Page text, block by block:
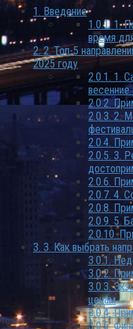
1. Введение
1.0.1. 1.
время
2.2. Топ-5
2025 году
2.0.1. 1.
весенние
2.0.2.
2.0.3. 2.
2.0.4.
2.0.5. 3.
2.0.6.
2.0.7. 4.
2.0.8.
2.0.9. 5.
2.0.10.
3. 3. Как выбрать
3.0.1.
3.0.2.
3.0.3.
ценам
3.0.4.
3.0.5.